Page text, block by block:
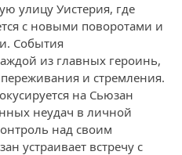
улицу Уистерия, где
с новыми поворотами и
События
из главных героинь,
и стремления.
на Сьюзан
неудач в личной
над своим
устраивает встречу с